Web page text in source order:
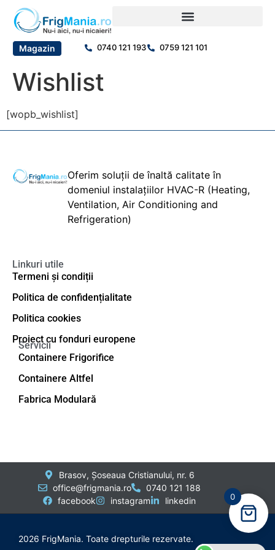
Magazin 0740 121 193 0759 121 101
Wishlist
[wopb_wishlist]
Oferim soluții de înaltă calitate în
domeniul instalațiilor HVAC-R (Heating,
Ventilation, Air Conditioning and
Refrigeration)
Linkuri utile
Termeni și condiții
Politica de confidențialitate
Politica cookies
Proiect cu fonduri europene
Servicii
Containere Frigorifice
Containere Altfel
Fabrica Modulară
Brasov, Șoseaua Cristianului, nr. 6
office@frigmania.ro
0740 121 188
facebook
instagram linkedin
2026 FrigMania. Toate drepturile rezervate.
0